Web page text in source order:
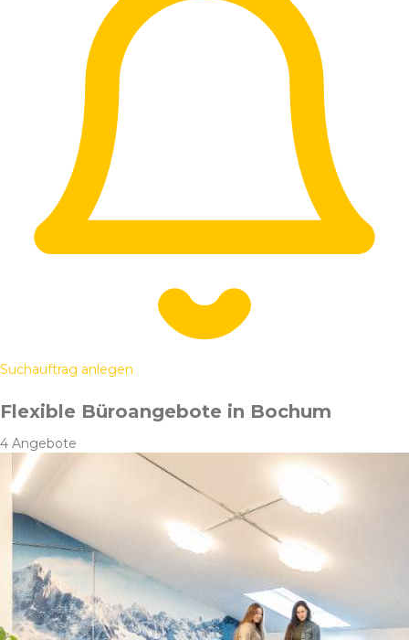
Suchauftrag anlegen
Flexible Büroangebote in Bochum
4 Angebote